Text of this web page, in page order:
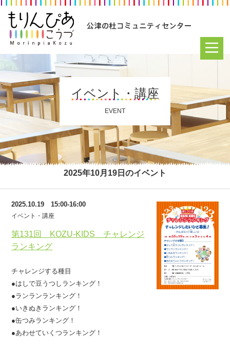
イベント・講座
EVENT
2025年10月19日のイベント
第131回 KOZU-KIDS チャレンジ
ランキング
2025.10.19 15:00-16:00
イベント・講座
チャレンジする種目
●はしで豆うつしランキング！
●ランランランキング！
●いきぬきランキング！
●缶つみランキング！
●あわせていくつランキング！